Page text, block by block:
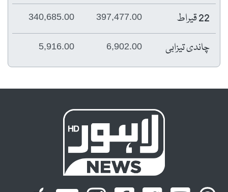
22 قیراط 397,477.00
340,685.00
چاندی تیزابی 6,902.00
5,916.00